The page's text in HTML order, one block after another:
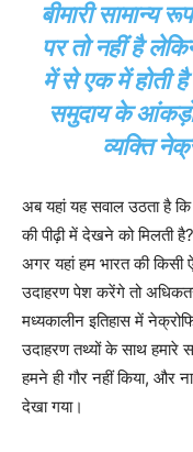
बीमारी सामान्य
पर तो नहीं है
में से एक में होती
समुदाय के आंकड़ों
व्यक्ति
अब यहां यह सवाल उठता है कि
की पीढ़ी में देखने को मिलती
अगर यहां हम भारत की किसी
उदाहरण पेश करेंगे तो अधिकतर
मध्यकालीन इतिहास में
उदाहरण तथ्यों के साथ
हमने ही गौर नहीं किया, और
देखा गया।